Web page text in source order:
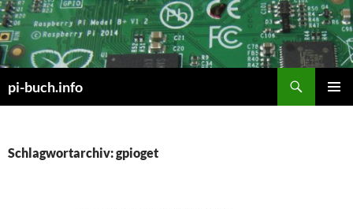
Zum
Inhalt
springen
pi-buch.info
Schlagwortarchiv: gpioget